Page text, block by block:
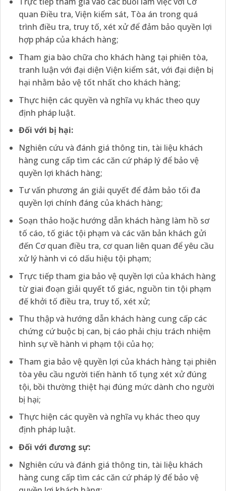
quan Điều tra, Viện kiểm sát, Tòa án trong quá
trình điều tra, truy tố, xét xử để đảm bảo quyền lợi
hợp pháp của khách hàng;
Tham gia bào chữa cho khách hàng tại phiên tòa,
tranh luận với đại diện Viện kiểm sát, với đại diện bị
hại nhằm bảo vệ tốt nhất cho khách hàng;
Thực hiện các quyền và nghĩa vụ khác theo quy
định pháp luật.
Đối với bị hại:
Nghiên cứu và đánh giá thông tin, tài liệu khách
hàng cung cấp tìm các căn cứ pháp lý để bảo vệ
quyền lợi khách hàng;
Tư vấn phương án giải quyết để đảm bảo tối đa
quyền lợi chính đáng của khách hàng;
Soạn thảo hoặc hướng dẫn khách hàng làm hồ sơ
tố cáo, tố giác tội phạm và các văn bản khách gửi
đến Cơ quan điều tra, cơ quan liên quan để yêu cầu
xử lý hành vi có dấu hiệu tội phạm;
Trực tiếp tham gia bảo vệ quyền lợi của khách hàng
từ giai đoạn giải quyết tố giác, nguồn tin tội phạm
đế khởi tố điều tra, truy tố, xét xử;
Thu thập và hướng dẫn khách hàng cung cấp các
chứng cứ buộc bị can, bị cáo phải chịu trách nhiệm
hình sự về hành vi phạm tội của họ;
Tham gia bảo vệ quyền lợi của khách hàng tại phiên
tòa yêu cầu người tiến hành tố tụng xét xử đúng
tội, bồi thường thiệt hại đúng mức dành cho người
bị hại;
Thực hiện các quyền và nghĩa vụ khác theo quy
định pháp luật.
Đối với đương sự:
Nghiên cứu và đánh giá thông tin, tài liệu khách
hàng cung cấp tìm các căn cứ pháp lý để bảo vệ